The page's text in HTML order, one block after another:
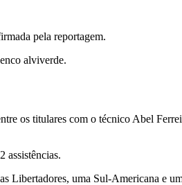
pela reportagem.
alviverde.
os titulares com o técnico Abel
assistências.
Libertadores, uma Sul-Americana e